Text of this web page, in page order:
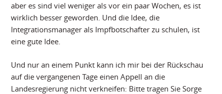
aber es sind viel weniger als vor ein paar Wochen, es ist
wirklich besser geworden. Und die Idee, die
Integrationsmanager als Impfbotschafter zu schulen, ist
eine gute Idee.
Und nur an einem Punkt kann ich mir bei der Rückschau
auf die vergangenen Tage einen Appell an die
Landesregierung nicht verkneifen: Bitte tragen Sie Sorge